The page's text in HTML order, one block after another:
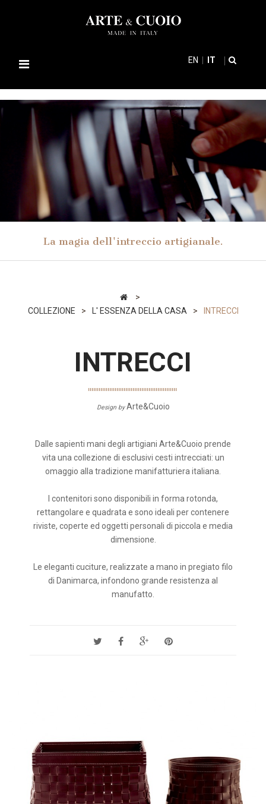
Navigazione
EN IT
La magia dell'intreccio artigianale.
>
COLLEZIONE
> L' ESSENZA DELLA CASA > INTRECCI
INTRECCI
Design byArte&Cuoio
Dalle sapienti mani degli artigiani Arte&Cuoio prende
vita una collezione di esclusivi cesti intrecciati: un
omaggio alla tradizione manifatturiera italiana.
I contenitori sono disponibili in forma rotonda,
rettangolare e quadrata e sono ideali per contenere
riviste, coperte ed oggetti personali di piccola e media
dimensione.
Le eleganti cuciture, realizzate a mano in pregiato filo
di Danimarca, infondono grande resistenza al
manufatto.